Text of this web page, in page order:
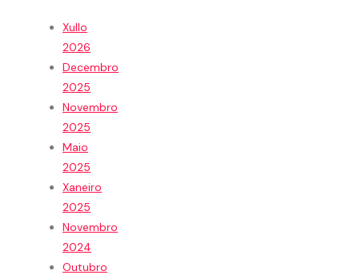
Xullo
2026
Decembro
2025
Novembro
2025
Maio
2025
Xaneiro
2025
Novembro
2024
Outubro